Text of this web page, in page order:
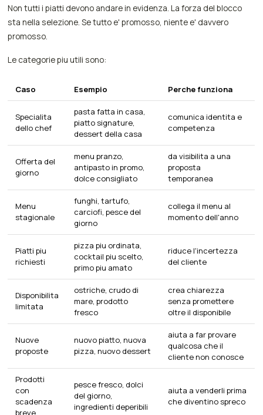
Non tutti i piatti devono andare in evidenza. La forza del blocco
sta nella selezione. Se tutto e' promosso, niente e' davvero
promosso.
Le categorie piu utili sono:
Caso Esempio Perche funziona
Specialita
dello chef
pasta fatta in casa,
piatto signature,
dessert della casa
comunica identita e
competenza
Offerta del
giorno
menu pranzo,
antipasto in promo,
dolce consigliato
da visibilita a una
proposta
temporanea
Menu
stagionale
funghi, tartufo,
carciofi, pesce del
giorno
collega il menu al
momento dell'anno
Piatti piu
richiesti
pizza piu ordinata,
cocktail piu scelto,
primo piu amato
riduce l'incertezza
del cliente
Disponibilita
limitata
ostriche, crudo di
mare, prodotto
fresco
crea chiarezza
senza promettere
oltre il disponibile
Nuove
proposte
nuovo piatto, nuova
pizza, nuovo dessert
aiuta a far provare
qualcosa che il
cliente non conosce
Prodotti
con
scadenza
breve
pesce fresco, dolci
del giorno,
ingredienti deperibili
aiuta a venderli prima
che diventino spreco